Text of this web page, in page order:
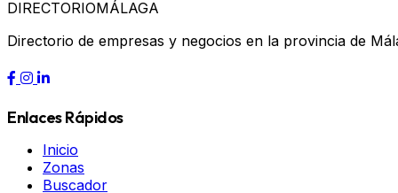
DIRECTORIOMÁLAGA
Directorio de empresas y negocios en la provincia de
Enlaces Rápidos
Inicio
Zonas
Buscador